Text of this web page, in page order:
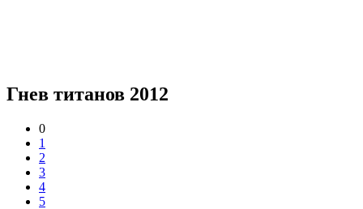
Гнев титанов 2012
0
1
2
3
4
5